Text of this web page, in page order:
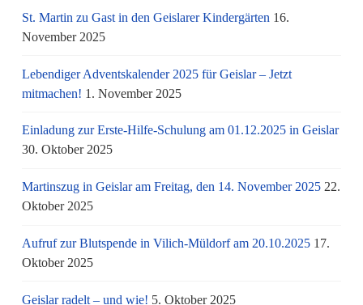
St. Martin zu Gast in den Geislarer Kindergärten 16.
November 2025
Lebendiger Adventskalender 2025 für Geislar – Jetzt
mitmachen! 1. November 2025
Einladung zur Erste-Hilfe-Schulung am 01.12.2025 in Geislar
30. Oktober 2025
Martinszug in Geislar am Freitag, den 14. November 2025 22.
Oktober 2025
Aufruf zur Blutspende in Vilich-Müldorf am 20.10.2025 17.
Oktober 2025
Geislar radelt – und wie! 5. Oktober 2025